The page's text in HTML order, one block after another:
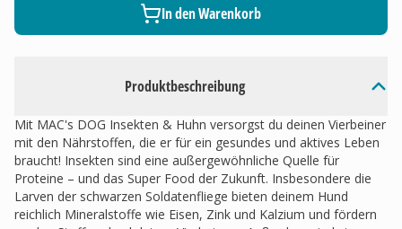
Produktbeschreibung
Mit MAC's DOG Insekten & Huhn versorgst du deinen Vierbeiner
mit den Nährstoffen, die er für ein gesundes und aktives Leben
braucht! Insekten sind eine außergewöhnliche Quelle für
Proteine – und das Super Food der Zukunft. Insbesondere die
Larven der schwarzen Soldatenfliege bieten deinem Hund
reichlich Mineralstoffe wie Eisen, Zink und Kalzium und fördern
In den Warenkorb